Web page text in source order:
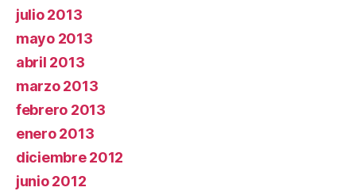
julio 2013
mayo 2013
abril 2013
marzo 2013
febrero 2013
enero 2013
diciembre 2012
junio 2012